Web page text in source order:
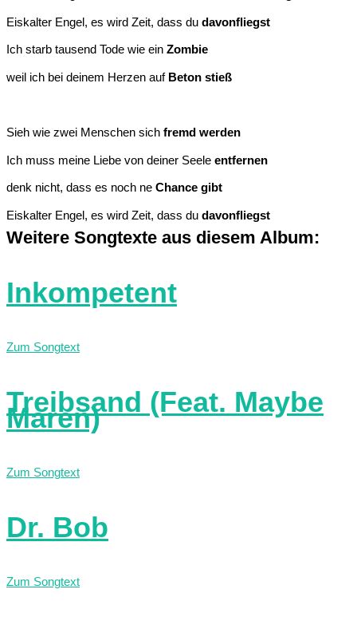
Eiskalter Engel, es wird Zeit, dass du davonfliegst
Ich starb tausend Tode wie ein Zombie
weil ich bei deinem Herzen auf Beton stieß
Sieh wie zwei Menschen sich fremd werden
Ich muss meine Liebe von deiner Seele entfernen
denk nicht, dass es noch ne Chance gibt
Eiskalter Engel, es wird Zeit, dass du davonfliegst
Weitere Songtexte aus diesem Album:
Inkompetent
Zum Songtext
Treibsand (Feat. Maybe
Maren)
Zum Songtext
Dr. Bob
Zum Songtext